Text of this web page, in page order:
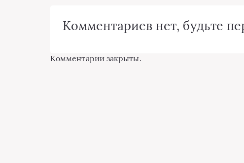
Комментариев нет, будьте
Комментарии закрыты.